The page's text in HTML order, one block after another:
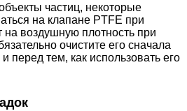
частиц, некоторые
на клапане PTFE при
на воздушную плотность при
очистите его сначала
перед тем, как использовать его